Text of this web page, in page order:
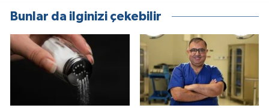
Bunlar da ilginizi çekebilir